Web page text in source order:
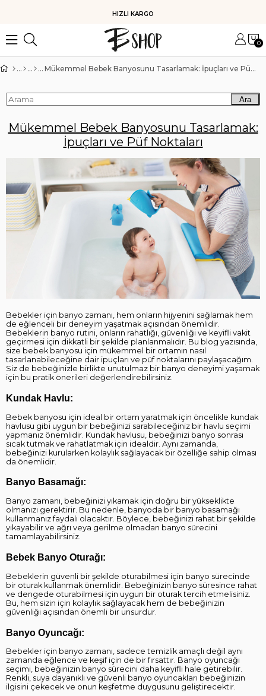
HIZLI KARGO
0
Mükemmel Bebek Banyosunu Tasarlamak: İpuçları ve Püf Noktaları
Ara
Mükemmel Bebek Banyosunu Tasarlamak:
İpuçları ve Püf Noktaları
Bebekler için banyo zamanı, hem onların hijyenini sağlamak hem
de eğlenceli bir deneyim yaşatmak açısından önemlidir.
Bebeklerin banyo rutini, onların rahatlığı, güvenliği ve keyifli vakit
geçirmesi için dikkatli bir şekilde planlanmalıdır. Bu blog yazısında,
size bebek banyosu için mükemmel bir ortamın nasıl
tasarlanabileceğine dair ipuçları ve püf noktalarını paylaşacağım.
Siz de bebeğinizle birlikte unutulmaz bir banyo deneyimi yaşamak
için bu pratik önerileri değerlendirebilirsiniz.
Kundak Havlu:
Bebek banyosu için ideal bir ortam yaratmak için öncelikle kundak
havlusu gibi uygun bir bebeğinizi sarabileceğiniz bir havlu seçimi
yapmanız önemlidir. Kundak havlusu, bebeğinizi banyo sonrası
sıcak tutmak ve rahatlatmak için idealdir. Aynı zamanda,
bebeğinizi kurularken kolaylık sağlayacak bir özelliğe sahip olması
da önemlidir.
Banyo Basamağı:
Banyo zamanı, bebeğinizi yıkamak için doğru bir yükseklikte
olmanızı gerektirir. Bu nedenle, banyoda bir banyo basamağı
kullanmanız faydalı olacaktır. Böylece, bebeğinizi rahat bir şekilde
yıkayabilir ve ağrı veya gerilme olmadan banyo sürecini
tamamlayabilirsiniz.
Bebek Banyo Oturağı:
Bebeklerin güvenli bir şekilde oturabilmesi için banyo sürecinde
bir oturak kullanmak önemlidir. Bebeğinizin banyo süresince rahat
ve dengede oturabilmesi için uygun bir oturak tercih etmelisiniz.
Bu, hem sizin için kolaylık sağlayacak hem de bebeğinizin
güvenliği açısından önemli bir unsurdur.
Banyo Oyuncağı:
Bebekler için banyo zamanı, sadece temizlik amaçlı değil aynı
zamanda eğlence ve keşif için de bir fırsattır. Banyo oyuncağı
seçimi, bebeğinizin banyo sürecini daha keyifli hale getirebilir.
Renkli, suya dayanıklı ve güvenli banyo oyuncakları bebeğinizin
ilgisini çekecek ve onun keşfetme duygusunu geliştirecektir.